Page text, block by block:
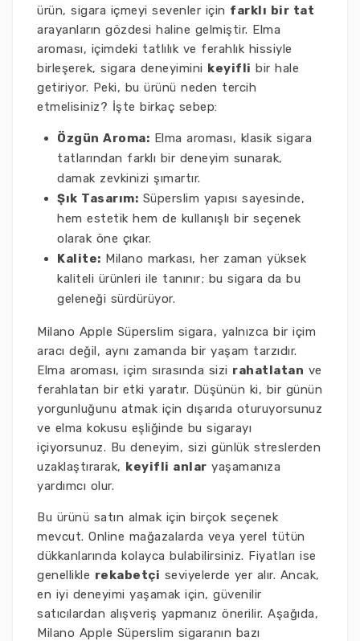
ürün, sigara içmeyi sevenler için farklı bir tat
arayanların gözdesi haline gelmiştir. Elma
aroması, içimdeki tatlılık ve ferahlık hissiyle
birleşerek, sigara deneyimini keyifli bir hale
getiriyor. Peki, bu ürünü neden tercih
etmelisiniz? İşte birkaç sebep:
Özgün Aroma: Elma aroması, klasik sigara
tatlarından farklı bir deneyim sunarak,
damak zevkinizi şımartır.
Şık Tasarım: Süperslim yapısı sayesinde,
hem estetik hem de kullanışlı bir seçenek
olarak öne çıkar.
Kalite: Milano markası, her zaman yüksek
kaliteli ürünleri ile tanınır; bu sigara da bu
geleneği sürdürüyor.
Milano Apple Süperslim sigara, yalnızca bir içim
aracı değil, aynı zamanda bir yaşam tarzıdır.
Elma aroması, içim sırasında sizi rahatlatan ve
ferahlatan bir etki yaratır. Düşünün ki, bir günün
yorgunluğunu atmak için dışarıda oturuyorsunuz
ve elma kokusu eşliğinde bu sigarayı
içiyorsunuz. Bu deneyim, sizi günlük streslerden
uzaklaştırarak, keyifli anlar yaşamanıza
yardımcı olur.
Bu ürünü satın almak için birçok seçenek
mevcut. Online mağazalarda veya yerel tütün
dükkanlarında kolayca bulabilirsiniz. Fiyatları ise
genellikle rekabetçi seviyelerde yer alır. Ancak,
en iyi deneyimi yaşamak için, güvenilir
satıcılardan alışveriş yapmanız önerilir. Aşağıda,
Milano Apple Süperslim sigaranın bazı